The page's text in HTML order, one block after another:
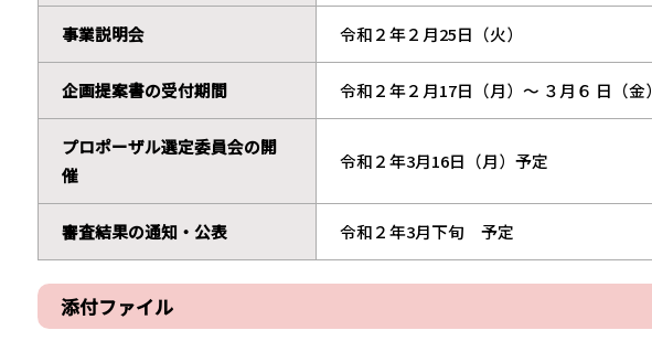
事業説明会 令和２年２月25日（火）
企画提案書の受付期間 令和２年２月17日（月）〜 ３月６ 日（金）
プロポーザル選定委員会の開
催
令和２年3月16日（月）予定
審査結果の通知・公表 令和２年3月下旬 予定
添付ファイル